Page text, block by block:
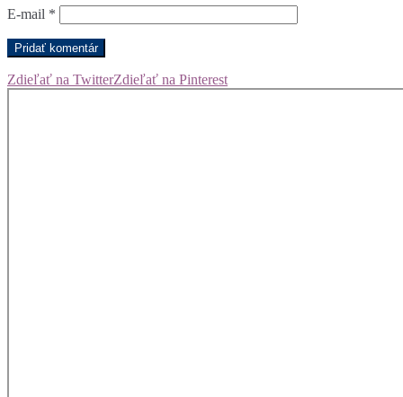
E-mail *
Zdieľať na TwitterZdieľať na Pinterest